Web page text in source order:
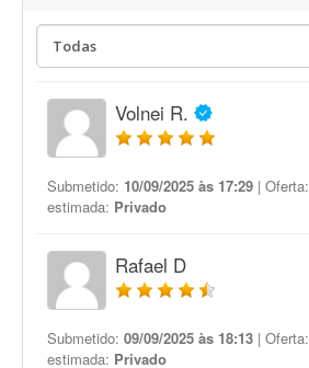
Volnei R.
Submetido: 10/09/2025 às 17:29 | Oferta:
estimada: Privado
Rafael D
Submetido: 09/09/2025 às 18:13 | Oferta:
estimada: Privado